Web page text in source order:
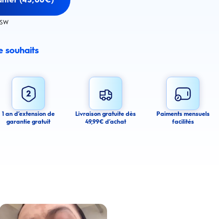
souhaits
alerts about this product.
agree to receive email communications regarding this product. We may use
messages about product availability. We process your personal data as
may withdraw your consent or manage your email preferences at any time.
1 an d’extension de
garantie gratuit
Livraison gratuite dès
49,99€ d’achat
Paiments mensuels
facilités
l’apparence de ses dents tachées grâce aux produits Oral-B
Lire la vidéo : Une jeune femme partage sa routine du soir pour des gencives plus saines avec les